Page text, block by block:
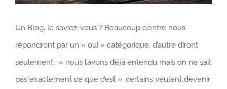
Un Blog, le saviez-vous ? Beaucoup d’entre nous
répondront par un « oui » catégorique, d’autre diront
seulement : « nous l’avons déjà entendu mais on ne sait
pas exactement ce que c’est », certains veulent devenir